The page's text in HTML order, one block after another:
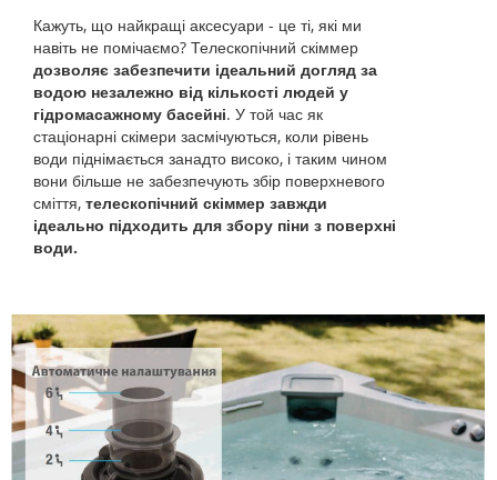
Кажуть, що найкращі аксесуари - це ті, які ми
навіть не помічаємо? Телескопічний скіммер
дозволяє забезпечити ідеальний догляд за
водою незалежно від кількості людей у
гідромасажному басейні. У той час як
стаціонарні скімери засмічуються, коли рівень
води піднімається занадто високо, і таким чином
вони більше не забезпечують збір поверхневого
сміття, телескопічний скіммер завжди
ідеально підходить для збору піни з поверхні
води.